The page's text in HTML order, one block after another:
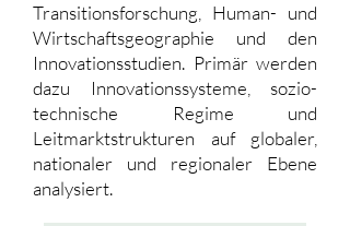
Transitionsforschung, Human- und
Wirtschaftsgeographie und den
Innovationsstudien. Primär werden
dazu Innovationssysteme, sozio-
technische Regime und
Leitmarktstrukturen auf globaler,
nationaler und regionaler Ebene
analysiert.